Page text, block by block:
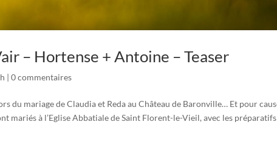
– Hortense + Antoine – Teaser
| 0 commentaires
du mariage de Claudia et Reda au Château de Baronville… Et pour
mariés à l’Eglise Abbatiale de Saint Florent-le-Vieil, avec les préparatifs